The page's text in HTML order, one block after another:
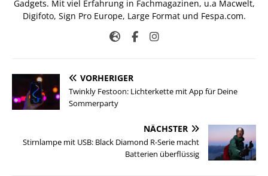
Gadgets. Mit viel Erfahrung in Fachmagazinen, u.a Macwelt,
Digifoto, Sign Pro Europe, Large Format und Fespa.com.
VORHERIGER
Twinkly Festoon: Lichterkette mit App für Deine
Sommerparty
NÄCHSTER
Stirnlampe mit USB: Black Diamond R-Serie macht
Batterien überflüssig